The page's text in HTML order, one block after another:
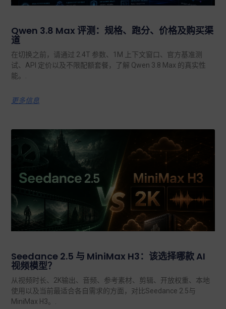
Qwen 3.8 Max 评测：规格、跑分、价格及购买渠
道
在切换之前，请通过 2.4T 参数、1M 上下文窗口、官方基准测
试、API 定价以及不限配额套餐，了解 Qwen 3.8 Max 的真实性
能。.
更多信息
Seedance 2.5 与 MiniMax H3：该选择哪款 AI
视频模型？
从视频时长、2K输出、音频、参考素材、剪辑、开放权重、本地
使用以及当前最适合各自需求的方面，对比Seedance 2.5与
MiniMax H3。.